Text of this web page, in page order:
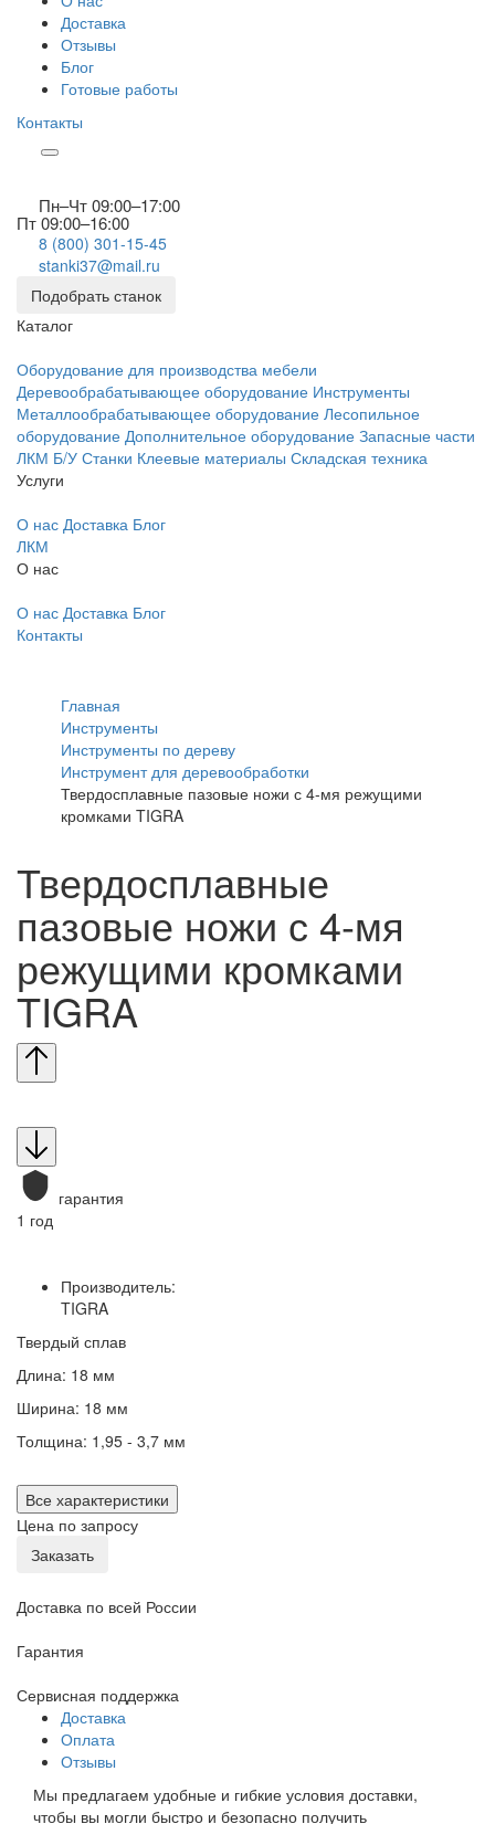
Доставка
Отзывы
Блог
Готовые работы
Контакты
Пн–Чт 09:00–17:00
Пт 09:00–16:00
8 (800) 301-15-45
stanki37@mail.ru
Подобрать станок
Каталог
Оборудование для производства мебели
Деревообрабатывающее оборудование Инструменты
Металлообрабатывающее оборудование Лесопильное
оборудование Дополнительное оборудование Запасные части
ЛКМ Б/У Станки Клеевые материалы Складская техника
Услуги
О нас Доставка Блог
ЛКМ
О нас
О нас Доставка Блог
Контакты
Главная
Инструменты
Инструменты по дереву
Инструмент для деревообработки
Твердосплавные пазовые ножи с 4-мя режущими
кромками TIGRA
Твердосплавные
пазовые ножи с 4-мя
режущими кромками
TIGRA
гарантия
1 год
Производитель:
TIGRA
Твердый сплав
Длина: 18 мм
Ширина: 18 мм
Толщина: 1,95 - 3,7 мм
Все характеристики
Цена по запросу
Заказать
Доставка по всей России
Гарантия
Сервисная поддержка
Доставка
Оплата
Отзывы
Мы предлагаем удобные и гибкие условия доставки,
чтобы вы могли быстро и безопасно получить